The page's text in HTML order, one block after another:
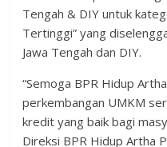
Tengah & DIY untuk
Tertinggi” yang
Jawa Tengah dan DIY.
“Semoga BPR Hidup
perkembangan UMKM
kredit yang baik bagi
Direksi BPR Hidup Artha